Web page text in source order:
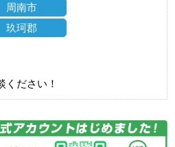
周南市
玖珂郡
ください！